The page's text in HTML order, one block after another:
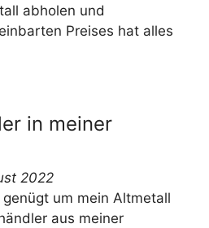
abholen und
Preises hat alles
in meiner
2022
um mein Altmetall
aus meiner